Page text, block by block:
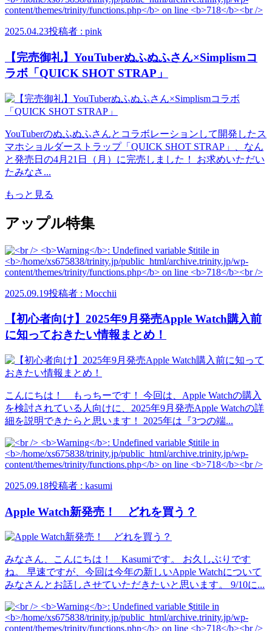
2025.04.23投稿者 : pink
【完売御礼】YouTuberぬふぬふさん×Simplismコ
ラボ「QUICK SHOT STRAP」
YouTuberのぬふぬふさんとコラボレーションして開発したス
マホショルダーストラップ「QUICK SHOT STRAP」、なん
と発売日の4月21日（月）に完売しました！ お求めいただい
たみなさ...
もっと見る
アップル特集
2025.09.19投稿者 : Mocchii
【初心者向け】2025年9月発売Apple Watch購入前
に知っておきたい情報まとめ！
こんにちは！ もっちーです！ 今回は、Apple Watchの購入
を検討されている人向けに、2025年9月発売Apple Watchの詳
細を説明できたらと思います！ 2025年は『3つの端...
2025.09.18投稿者 : kasumi
Apple Watch新発売！ どれを買う？
みなさん、こんにちは！ Kasumiです。 お久しぶりです
ね。 早速ですが、今回は今年の新しいApple Watchについて
みなさんとお話しさせていただきたいと思います。 9/10に...